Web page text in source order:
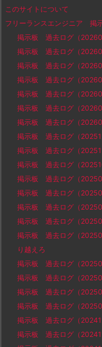
このサイトについて
フリーランスエンジニア 掲
掲示板 過去ログ（
掲示板 過去ログ（
掲示板 過去ログ（
掲示板 過去ログ（
掲示板 過去ログ（
掲示板 過去ログ（
掲示板 過去ログ（
掲示板 過去ログ（
掲示板 過去ログ（
掲示板 過去ログ（
掲示板 過去ログ（
掲示板 過去ログ（
掲示板 過去ログ（
掲示板 過去ログ（
掲示板 過去ログ（
り越えろ
掲示板 過去ログ（
掲示板 過去ログ（
掲示板 過去ログ（
掲示板 過去ログ（
掲示板 過去ログ（
掲示板 過去ログ（